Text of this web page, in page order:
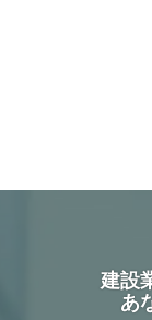
建設
あ